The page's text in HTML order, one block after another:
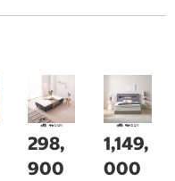
298,
900
1,149,
000